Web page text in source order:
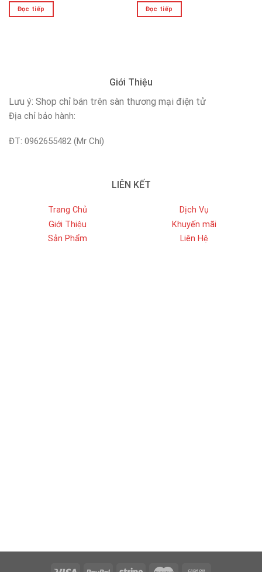
Đọc tiếp Đọc tiếp
Giới Thiệu
Lưu ý: Shop chỉ bán trên sàn thương mại điện tử
Địa chỉ bảo hành:
ĐT: 0962655482 (Mr Chí)
LIÊN KẾT
Trang Chủ
Giới Thiệu
Sản Phẩm
Dịch Vụ
Khuyến mãi
Liên Hệ